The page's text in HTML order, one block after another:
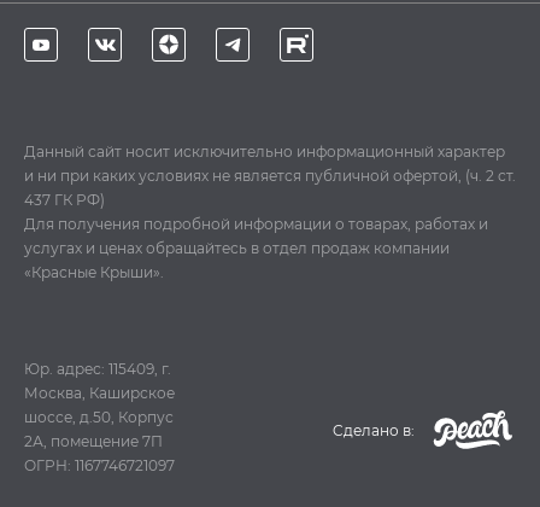
Данный сайт носит исключительно информационный характер
и ни при каких условиях не является публичной офертой, (ч. 2 ст.
437 ГК РФ)
Для получения подробной информации о товарах, работах и
услугах и ценах обращайтесь в отдел продаж компании
«Красные Крыши».
Юр. адрес: 115409, г.
Москва, Каширское
шоссе, д.50, Корпус
2А, помещение 7П
ОГРН: 1167746721097
Cделано в: